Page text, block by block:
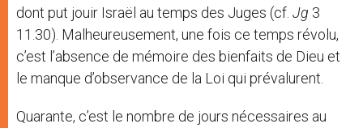
dont put jouir Israël au temps des Juges (cf. Jg 3
11.30). Malheureusement, une fois ce temps révolu,
c’est l’absence de mémoire des bienfaits de Dieu et
le manque d’observance de la Loi qui prévalurent.
Quarante, c’est le nombre de jours nécessaires au